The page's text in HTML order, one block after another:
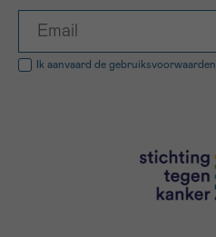
Ik aanvaard de gebruiksvoorwaarden